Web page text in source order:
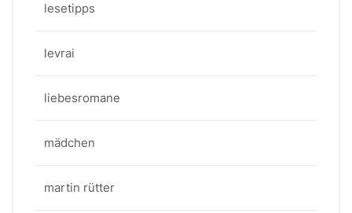
lesetipps
levrai
liebesromane
mädchen
martin rütter